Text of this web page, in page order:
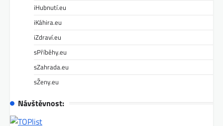
iHubnutí.eu
iKáhira.eu
iZdraví.eu
sPříběhy.eu
sZahrada.eu
sŽeny.eu
Návštěvnost: